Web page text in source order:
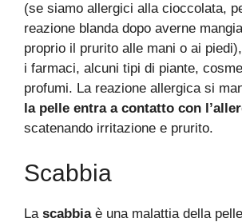
(se siamo allergici alla cioccolata,
reazione blanda dopo averne
proprio il prurito alle mani o ai
i farmaci, alcuni tipi di piante,
profumi. La reazione allergica si
la pelle entra a contatto con
scatenando irritazione e prurito.
Scabbia
La scabbiaè una malattia della